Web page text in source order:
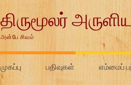
திருமூலர்
அன்பே சிவம்
முகப்பு பதிவுகள் எம்மைப்